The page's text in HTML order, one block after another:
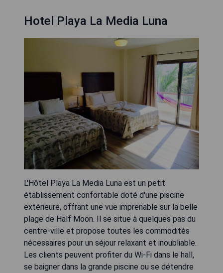
Hotel Playa La Media Luna
L'Hôtel Playa La Media Luna est un petit
établissement confortable doté d'une piscine
extérieure, offrant une vue imprenable sur la belle
plage de Half Moon. Il se situe à quelques pas du
centre-ville et propose toutes les commodités
nécessaires pour un séjour relaxant et inoubliable.
Les clients peuvent profiter du Wi-Fi dans le hall,
se baigner dans la grande piscine ou se détendre